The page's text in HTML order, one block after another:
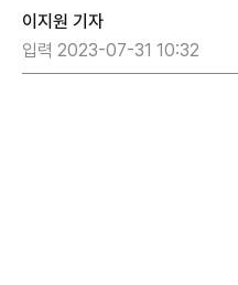
이지원 기자
입력 2023-07-31 10:32